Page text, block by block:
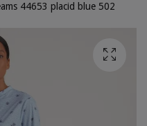
44653 placid blue 502